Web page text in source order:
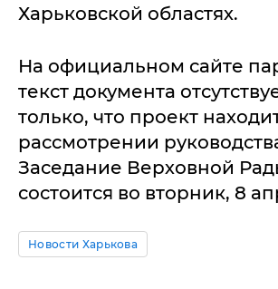
Харьковской областях.
На официальном сайте
текст документа
только, что проект
рассмотрении
Заседание Верховной
состоится во вторник, 8
Новости Харькова